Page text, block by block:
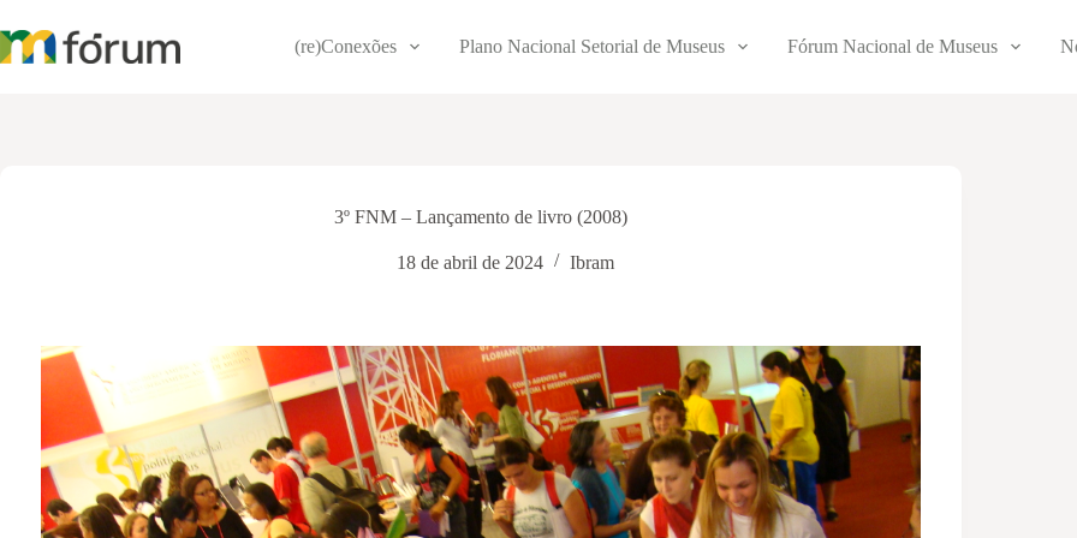
para
o
(re)Conexões Plano Nacional Setorial de Museus Fórum Nacional de Museus
3º FNM – Lançamento de livro (2008)
18 de abril de 2024 Ibram